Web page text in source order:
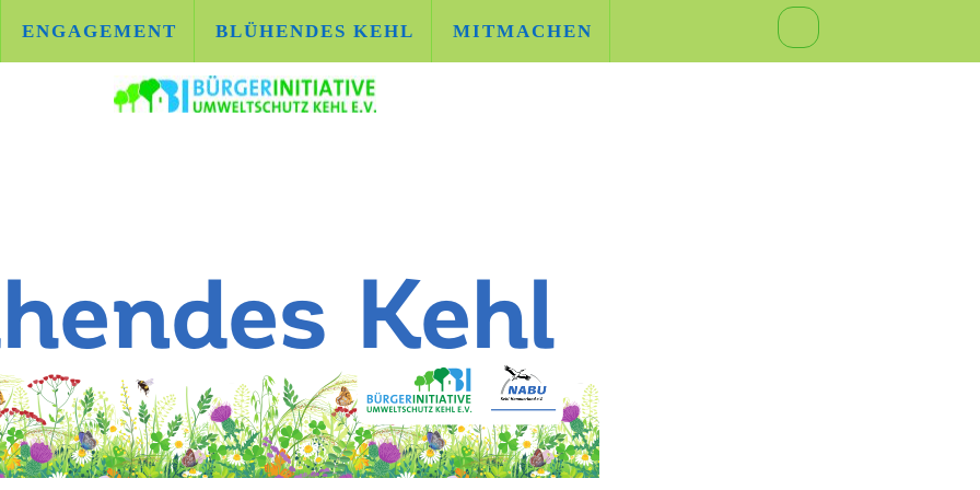
ENGAGEMENT BLÜHENDES KEHL MITMACHEN